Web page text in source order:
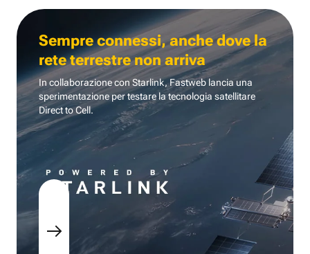
Sempre connessi, anche dove la
rete terrestre non arriva
In collaborazione con Starlink, Fastweb lancia una
sperimentazione per testare la tecnologia satellitare
Direct to Cell.